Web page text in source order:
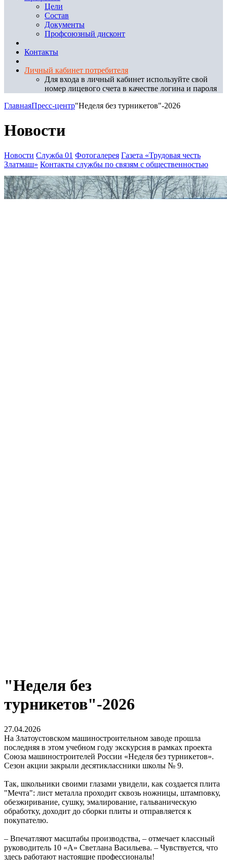
Цели
Состав
Документы
Профсоюзный дисконт
Контакты
Личный кабинет потребителя
Для входа в личный кабинет используйте свой
номер лицевого счета в качестве логина и пароля
ГлавнаяПресс-центр"Неделя без турникетов"-2026
Новости
Новости Служба 01 Фотогалерея Газета «Трудовая честь
Златмаш» Контакты службы по связям с общественностью
"Неделя без
турникетов"-2026
27.04.2026
На Златоустовском машиностроительном заводе прошла
последняя в этом учебном году экскурсия в рамках проекта
Союза машиностроителей России «Неделя без турникетов».
Сезон акции закрыли десятиклассники школы № 9.
Так, школьники своими глазами увидели, как создается плита
"Мечта": лист металла проходит сквозь ножницы, штамповку,
обезжиривание, сушку, эмалирование, гальваническую
обработку, доходит до сборки плиты и отправляется к
покупателю.
– Впечатляют масштабы производства, – отмечает классный
руководитель 10 «А» Светлана Васильева. – Чувствуется, что
здесь работают настоящие профессионалы!